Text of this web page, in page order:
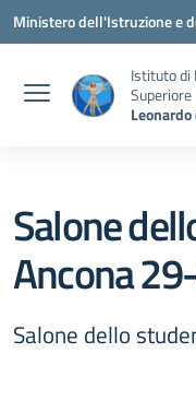
Vai ai contenuti
Vai al menu di navigazione
Vai al footer
Ministero dell'Istruzione e
Istituto di
Superiore
Salone
Ancona
Salone dello